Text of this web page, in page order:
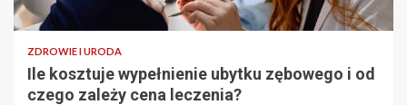
ZDROWIE I URODA
Ile kosztuje wypełnienie ubytku zębowego i od
czego zależy cena leczenia?